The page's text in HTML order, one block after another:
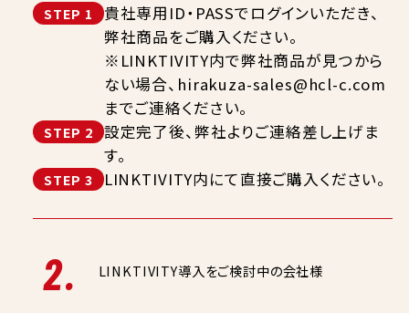
STEP 1
貴社専用ID・PASSでログインいただき、
弊社商品をご購入ください。
※LINKTIVITY内で弊社商品が見つから
ない場合、hirakuza-sales@hcl-c.com
までご連絡ください。
STEP 2
設定完了後、弊社よりご連絡差し上げま
す。
STEP 3 LINKTIVITY内にて直接ご購入ください。
2. LINKTIVITY導入をご検討中の会社様